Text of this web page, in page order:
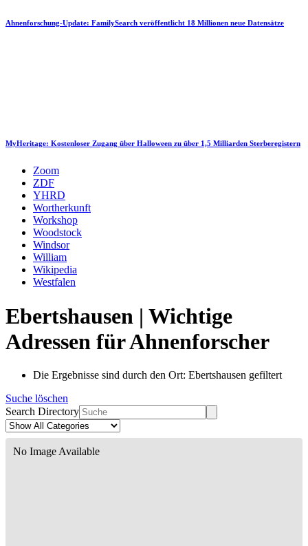
Ahnenforschung-Update: FamilySearch veröffentlicht 18 Millionen neue Datensätze
MyHeritage: Kostenloser Zugang über Halloween zu über 1,5 Milliarden Sterberegistern
Zoom
ZDF
YHRD
Wortherkunft
Workshop
Woodstock
Windsor
William
Wikipedia
Westfalen
Ebertshausen | Wichtige
Adressen für Ahnenforscher
Die Ergebnisse sind durch den Ort: Ebertshausen gefiltert
Suche löschen
Search Directory
No Image Available